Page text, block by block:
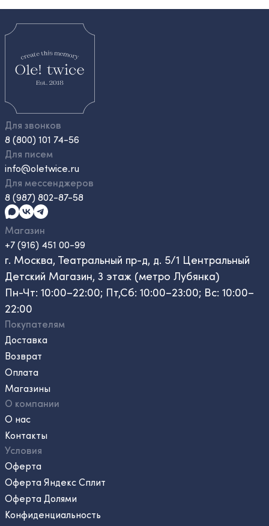
Для звонков
8 (800) 101 74-56
Для писем
info@oletwice.ru
Для мессенджеров
8 (987) 802-87-58
Магазин
+7 (916) 451 00-99
г. Москва, Театральный пр-д, д. 5/1 Центральный
Детский Магазин, 3 этаж (метро Лубянка)
Пн-Чт: 10:00–22:00; Пт,Сб: 10:00–23:00; Вс: 10:00–
22:00
Покупателям
Доставка
Возврат
Оплата
Магазины
О компании
О нас
Контакты
Условия
Оферта
Оферта Яндекс Сплит
Оферта Долями
Конфиденциальность